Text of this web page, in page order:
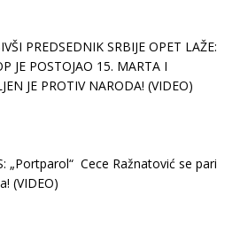
PREDSEDNIK SRBIJE OPET LAŽE:
JE POSTOJAO 15. MARTA I
JE PROTIV NARODA! (VIDEO)
„Portparol“ Cece Ražnatović se pari
(VIDEO)